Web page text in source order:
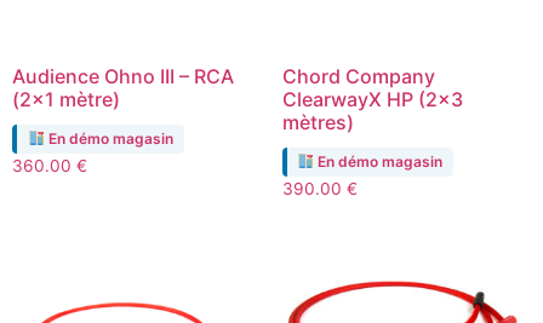
Audience Ohno III – RCA
(2×1 mètre)
En démo magasin
360.00 €
Chord Company
ClearwayX HP (2×3
mètres)
En démo magasin
390.00 €